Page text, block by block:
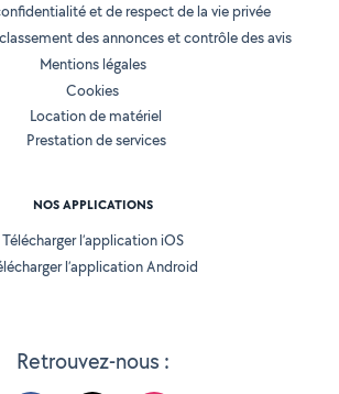
Retrouvez-nous :
et de respect de la vie privée
des annonces et contrôle des avis
Mentions légales
Cookies
Location de matériel
Prestation de services
NOS APPLICATIONS
Télécharger l’application iOS
l’application Android